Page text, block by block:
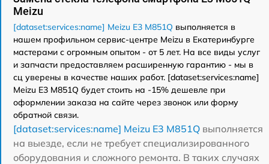
Meizu
[dataset:services:name] Meizu E3 M851Q выполняется в
нашем профильном сервис-центре Meizu в Екатеринбурге
мастерами с огромным опытом - от 5 лет. На все виды услуг
и запчасти предоставляем расширенную гарантию - мы в
сц уверены в качестве наших работ. [dataset:services:name]
Meizu E3 M851Q будет стоить на -15% дешевле при
оформлении заказа на сайте через звонок или форму
обратной связи.
[dataset:services:name] Meizu E3 M851Q выполняется
на выезде, если не требует специализированного
оборудования и сложного ремонта. В таких случаях